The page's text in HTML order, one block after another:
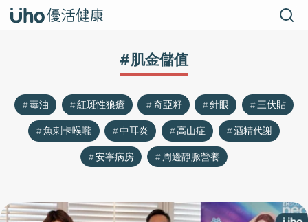
#肌金儲值
毒油 紅斑性狼瘡 奇亞籽 針眼
三伏貼
魚刺卡喉嚨
中耳炎 高山症
酒精代謝
安寧病房
周邊靜脈營養